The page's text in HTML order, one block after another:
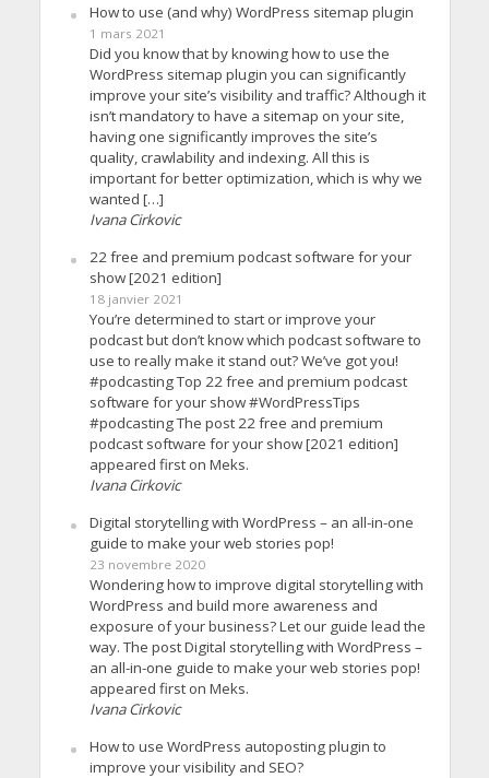
How to use (and why) WordPress sitemap plugin
1 mars 2021
Did you know that by knowing how to use the
WordPress sitemap plugin you can significantly
improve your site’s visibility and traffic? Although it
isn’t mandatory to have a sitemap on your site,
having one significantly improves the site’s
quality, crawlability and indexing. All this is
important for better optimization, which is why we
wanted […]
Ivana Cirkovic
22 free and premium podcast software for your
show [2021 edition]
18 janvier 2021
You’re determined to start or improve your
podcast but don’t know which podcast software to
use to really make it stand out? We’ve got you!
#podcasting Top 22 free and premium podcast
software for your show #WordPressTips
#podcasting The post 22 free and premium
podcast software for your show [2021 edition]
appeared first on Meks.
Ivana Cirkovic
Digital storytelling with WordPress – an all-in-one
guide to make your web stories pop!
23 novembre 2020
Wondering how to improve digital storytelling with
WordPress and build more awareness and
exposure of your business? Let our guide lead the
way. The post Digital storytelling with WordPress –
an all-in-one guide to make your web stories pop!
appeared first on Meks.
Ivana Cirkovic
How to use WordPress autoposting plugin to
improve your visibility and SEO?